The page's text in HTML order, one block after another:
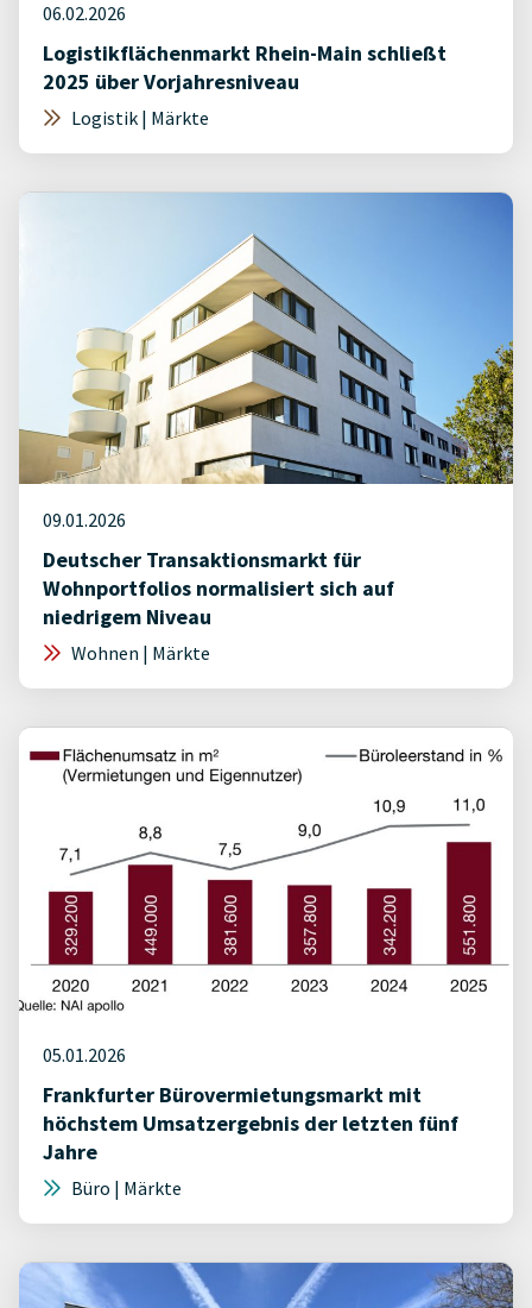
06.02.2026
Logistikflächenmarkt Rhein-Main schließt
2025 über Vorjahresniveau
Logistik | Märkte
09.01.2026
Deutscher Transaktionsmarkt für
Wohnportfolios normalisiert sich auf
niedrigem Niveau
Wohnen | Märkte
05.01.2026
Frankfurter Bürovermietungsmarkt mit
höchstem Umsatzergebnis der letzten fünf
Jahre
Büro | Märkte